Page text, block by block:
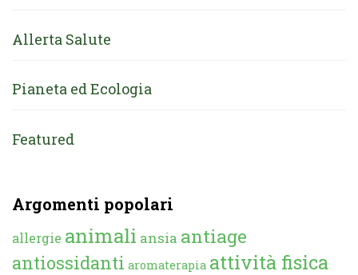
Allerta Salute
Pianeta ed Ecologia
Featured
Argomenti popolari
allergie animali ansia antiage
antiossidanti aromaterapia attività fisica